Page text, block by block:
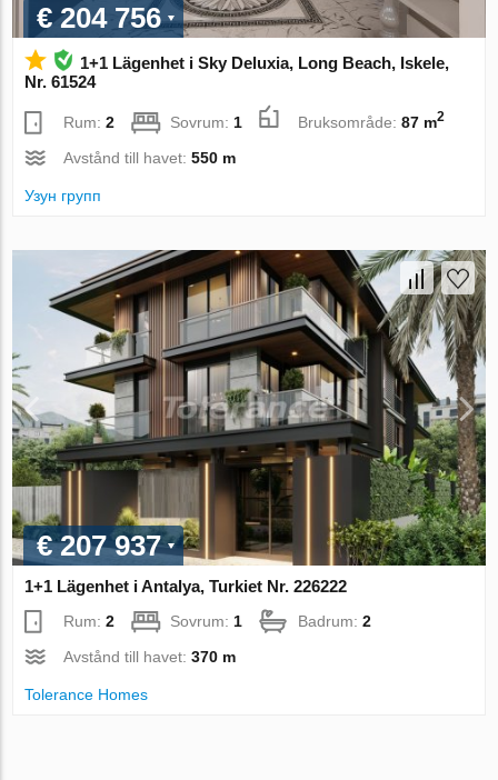
€ 204 756
1+1 Lägenhet i Sky Deluxia, Long Beach, Iskele,
Nr. 61524
Rum:2 Sovrum: 1 Bruksområde:87 m2
Avstånd till havet:550 m
Узун групп
€ 207 937
1+1 Lägenhet i Antalya, Turkiet Nr. 226222
Rum:2 Sovrum: 1 Badrum:2
Avstånd till havet:370 m
Tolerance Homes